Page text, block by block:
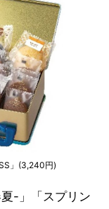
」(3,240円)
-」「スプリン